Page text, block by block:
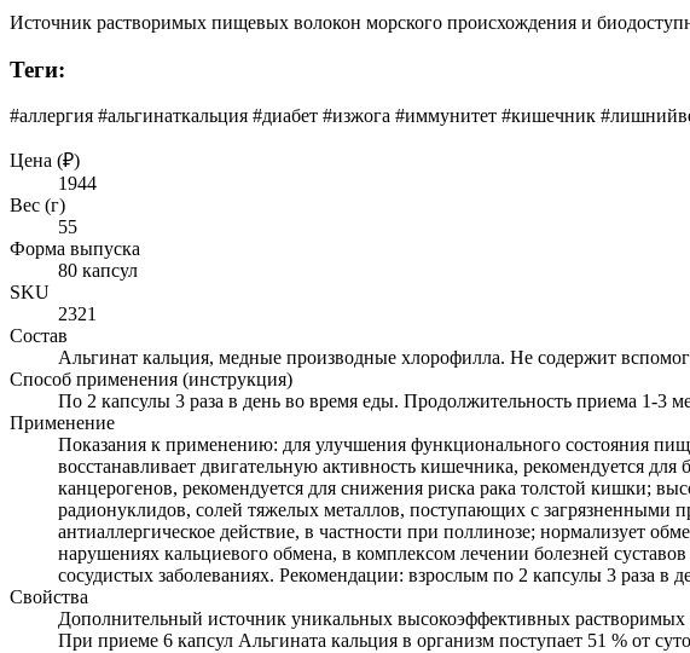
Источник растворимых пищевых волокон морского происхождения и
Теги:
#аллергия #альгинаткальция #диабет #изжога #иммунитет #кишечник
Цена (₽)
1944
Вес (г)
55
Форма выпуска
80 капсул
SKU
2321
Состав
Альгинат кальция, медные производные хлорофилла. Не содержит
Способ применения (инструкция)
По 2 капсулы 3 раза в день во время еды. Продолжительность приема 1-3
Применение
Показания к применению: для улучшения функционального состояния
восстанавливает двигательную активность кишечника, рекомендуется
канцерогенов, рекомендуется для снижения риска рака толстой кишки;
радионуклидов, солей тяжелых металлов, поступающих с загрязненными
антиаллергическое действие, в частности при поллинозе; нормализует
нарушениях кальциевого обмена, в комплексом лечении болезней
сосудистых заболеваниях. Рекомендации: взрослым по 2 капсулы 3 раза в
Свойства
Дополнительный источник уникальных высокоэффективных
При приеме 6 капсул Альгината кальция в организм поступает 51 % от